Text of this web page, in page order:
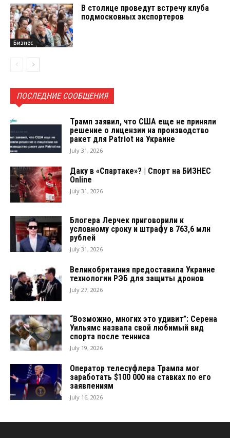
Бизнес
В столице проведут встречу клуба
подмосковных экспортеров
ПОСЛЕДНИЕ СООБЩЕНИЯ
Трамп заявил, что США еще не приняли
решение о лицензии на производство
ракет для Patriot на Украине
July 31, 2026
Даку в «Спартаке»? | Спорт на БИЗНЕС
Online
July 31, 2026
Блогера Лерчек приговорили к
условному сроку и штрафу в 763,6 млн
рублей
July 31, 2026
Великобритания предоставила Украине
технологии РЭБ для защиты дронов
July 27, 2026
“Возможно, многих это удивит”: Серена
Уильямс назвала свой любимый вид
спорта после тенниса
July 19, 2026
Оператор телесуфлера Трампа мог
заработать $100 000 на ставках по его
заявлениям
July 16, 2026